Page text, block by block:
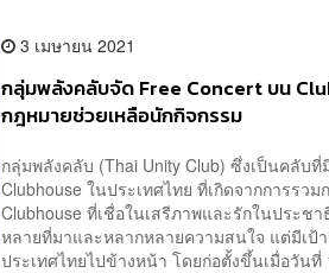
3 เมษายน 2021
กลุ่มพลังคลับจัด Free Concert บน
กฎหมายช่วยเหลือนักกิจกรรม
กลุ่มพลังคลับ (Thai Unity Club) ซึ่งเป็นคลับ
Clubhouse ในประเทศไทย ที่เกิดจากการร
Clubhouse ที่เชื่อในเสรีภาพและรักในประช
หลายที่มาและหลากหลายความสนใจ แต่มีเป้
ประเทศไทยไปข้างหน้า โดยก่อตั้งขึ้นเมื่อวัน